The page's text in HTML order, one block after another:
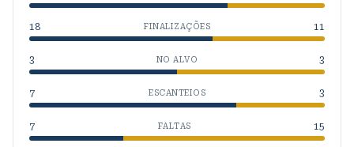
18 FINALIZAÇÕES 11
3 NO ALVO 3
7 ESCANTEIOS 3
7 FALTAS 15